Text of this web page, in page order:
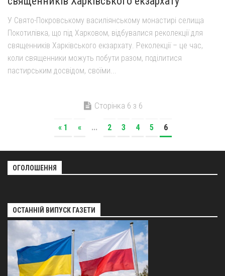
У Свято-Покровському василіянському монастирі селища
Покотилівка, що під Харковом, відбувалися реколекції для
священників Харківського екзархату. Реколекції – це час,
коли священники можуть побути разом, поділитися
пастирським досвідом, своїми...
Сторінка 6 з 6
« 1 « ... 2 3 4 5 6
ОГОЛОШЕННЯ
ОСТАННІЙ ВИПУСК ГАЗЕТИ